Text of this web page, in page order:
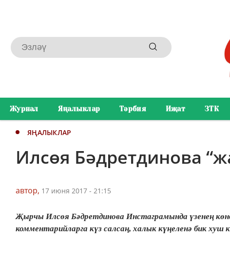
Журнал Яңалыклар Тәрбия Иҗат ЗТК
ЯҢАЛЫКЛАР
Илсөя Бәдретдинова
автор, 17 июня 2017 - 21:15
Җырчы Илсөя Бәдретдинова Инстаграмында үзенең
комментарийларга күз салсаң, халык күңеленә бик хуш